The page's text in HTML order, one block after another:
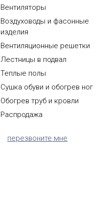
Вентиляторы
Воздуховоды и фасонные
изделия
Вентиляционные решетки
Лестницы в подвал
Теплые полы
Сушка обуви и обогрев ног
Обогрев труб и кровли
Распродажа
перезвоните мне